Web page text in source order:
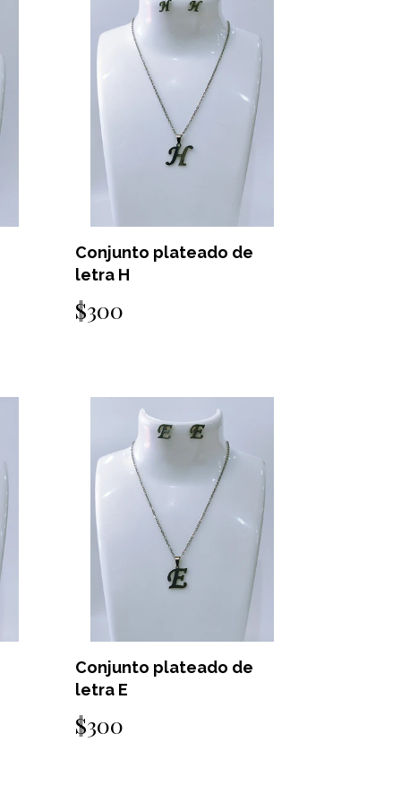
Conjunto plateado de
letra H
$300
Conjunto plateado de
letra E
$300